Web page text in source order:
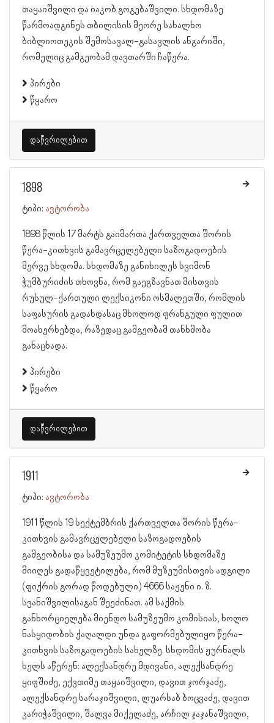
თაყაიშვილი და იაკობ გოგებაშვილი. სხდომაზე
წარმოადგინეს თბილისის მეორე სახალხო
ბიბლიოთეკის შემოსავალ-გასავლის ანგარიში,
რომელიც გამგეობამ დავთარში ჩაწერა.
პირები
წყარო
დაწვრილებით
1898
ტიპი: ავტორობა
1898 წლის 17 მარტს გაიმართა ქართველთა შორის
წერა-კითხვის გამავრცელებელი საზოგადოების
მერვე სხდომა. სხდომაზე განიხილეს სვიმონ
ჭუმბურიძის თხოვნა, რომ გაეგზავნათ მისთვის
რუსულ-ქართული ლექსიკონი ოსმალეთში, რომლის
საფასურის გადახდასაც მხოლოდ ფრანგული ფულით
მოახერხებდა, რაზედაც გამგეობამ თანხმობა
განაცხადა.
პირები
წყარო
დაწვრილებით
1911
ტიპი: ავტორობა
1911 წლის 19 სექტემბრის ქართველთა შორის წერა-
კითხვის გამავრცელებელი საზოგადოების
გამგეობისა და სამუზეუმო კომიტეტის სხდომაზე
მიიღეს გადაწყვეტილება, რომ მუზეუმისთვის ადგილი
(ფიქრის გორად წოდებული) 4666 საჟენი ი. ზ.
სვანიშვილისაგან შეეძინათ. ამ საქმის
განხორციელება მიენდო სამუზეუმო კომისიას, ხოლო
ნასყიდობის ქაღალდი უნდა გაფორმებულიყო წერა-
კითხვის საზოგადოების სახელზე. სხდომის ჟურნალს
ხელს აწერენ: ალექსანდრე მდივანი, ალექსანდრე
ყიფშიძე, ექვთიმე თაყაიშვილი, დავით ჯორჯაძე,
ალექსანდრე სარაჯიშვილი, ლუარსაბ ბოცვაძე, დავით
კარიჭაშვილი, შალვა მიქელაძე, არჩილ ჯაჯანაშვილი,